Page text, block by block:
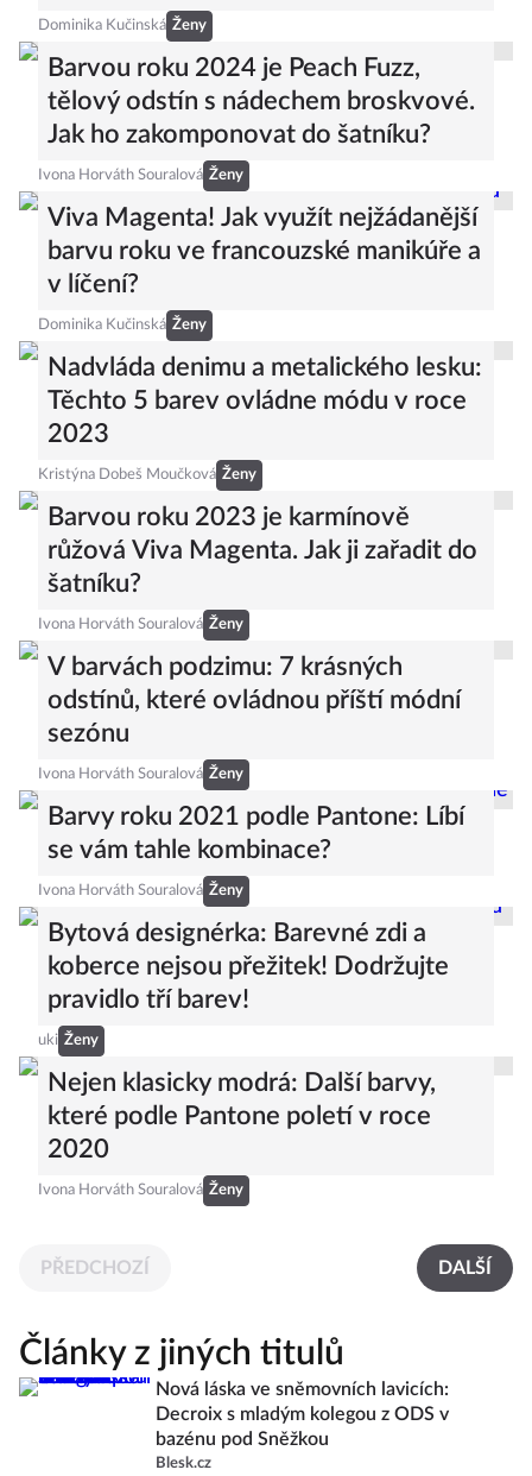
Dominika Kučinská Ženy
Barvou roku 2024 je Peach Fuzz,
tělový odstín s nádechem broskvové.
Jak ho zakomponovat do šatníku?
Ivona Horváth Souralová Ženy
Viva Magenta! Jak využít nejžádanější
barvu roku ve francouzské manikúře a
v líčení?
Dominika Kučinská Ženy
Nadvláda denimu a metalického lesku:
Těchto 5 barev ovládne módu v roce
2023
Kristýna Dobeš Moučková Ženy
Barvou roku 2023 je karmínově
růžová Viva Magenta. Jak ji zařadit do
šatníku?
Ivona Horváth Souralová Ženy
V barvách podzimu: 7 krásných
odstínů, které ovládnou příští módní
sezónu
Ivona Horváth Souralová Ženy
Barvy roku 2021 podle Pantone: Líbí
se vám tahle kombinace?
Ivona Horváth Souralová Ženy
Bytová designérka: Barevné zdi a
koberce nejsou přežitek! Dodržujte
pravidlo tří barev!
uki Ženy
Nejen klasicky modrá: Další barvy,
které podle Pantone poletí v roce
2020
Ivona Horváth Souralová Ženy
PŘEDCHOZÍ DALŠÍ
Články z jiných titulů
Nová láska ve sněmovních lavicích:
Decroix s mladým kolegou z ODS v
bazénu pod Sněžkou
Blesk.cz